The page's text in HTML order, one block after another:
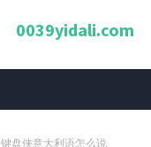
0039yidali.com
键盘侠意大利语怎么说